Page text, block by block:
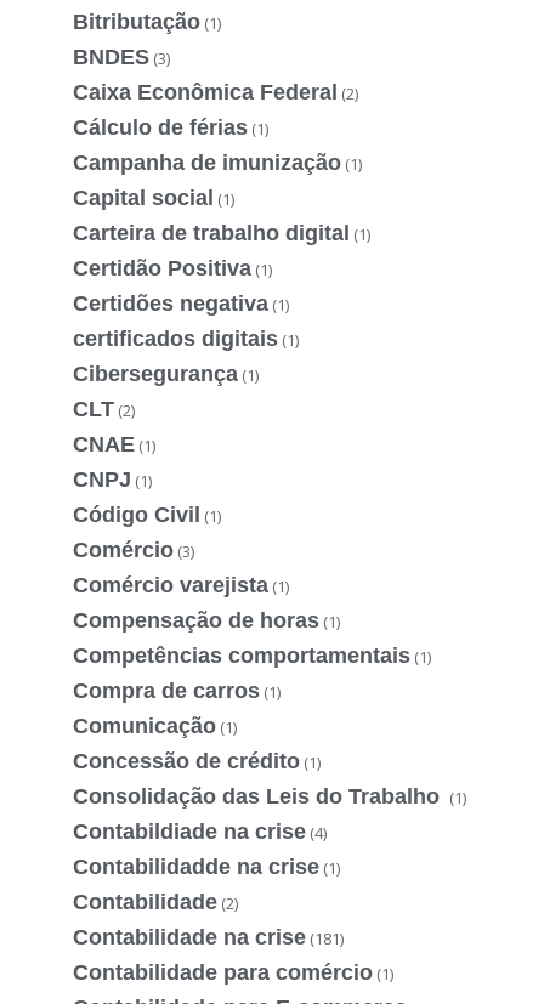
Bitributação (1)
BNDES (3)
Caixa Econômica Federal (2)
Cálculo de férias (1)
Campanha de imunização (1)
Capital social (1)
Carteira de trabalho digital (1)
Certidão Positiva (1)
Certidões negativa (1)
certificados digitais (1)
Cibersegurança (1)
CLT (2)
CNAE (1)
CNPJ (1)
Código Civil (1)
Comércio (3)
Comércio varejista (1)
Compensação de horas (1)
Competências comportamentais (1)
Compra de carros (1)
Comunicação (1)
Concessão de crédito (1)
Consolidação das Leis do Trabalho (1)
Contabildiade na crise (4)
Contabilidadde na crise (1)
Contabilidade (2)
Contabilidade na crise (181)
Contabilidade para comércio (1)